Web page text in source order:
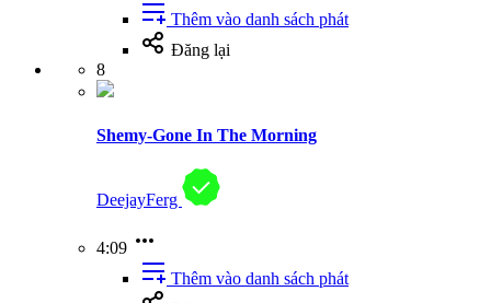
Thêm vào danh sách phát
Đăng lại
8
Shemy-Gone In The Morning
DeejayFerg
4:09
Thêm vào danh sách phát